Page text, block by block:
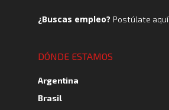
¿Buscas empleo? Postúlate aquí
DÓNDE ESTAMOS
Argentina
Brasil